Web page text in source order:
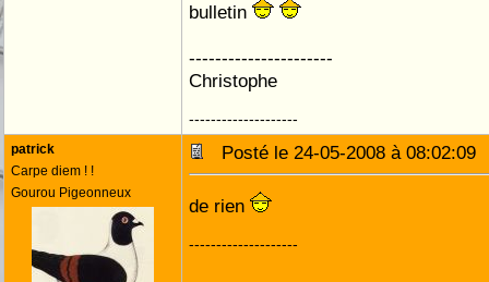
bulletin
----------------------
Christophe
--------------------
patrick
Carpe diem ! !
Gourou Pigeonneux
Posté le 24-05-2008 à
de rien
--------------------